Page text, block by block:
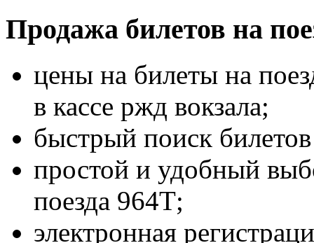
Продажа билетов на
цены на билеты на
в кассе ржд вокзала;
быстрый поиск
простой и удобный
поезда 964Т;
электронная